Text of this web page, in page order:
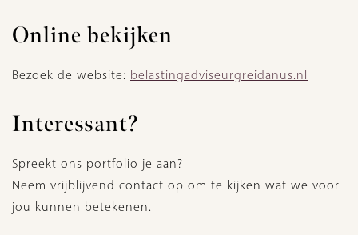
Online bekijken
Bezoek de website: belastingadviseurgreidanus.nl
Interessant?
Spreekt ons portfolio je aan?
Neem vrijblijvend contact op om te kijken wat we voor
jou kunnen betekenen.